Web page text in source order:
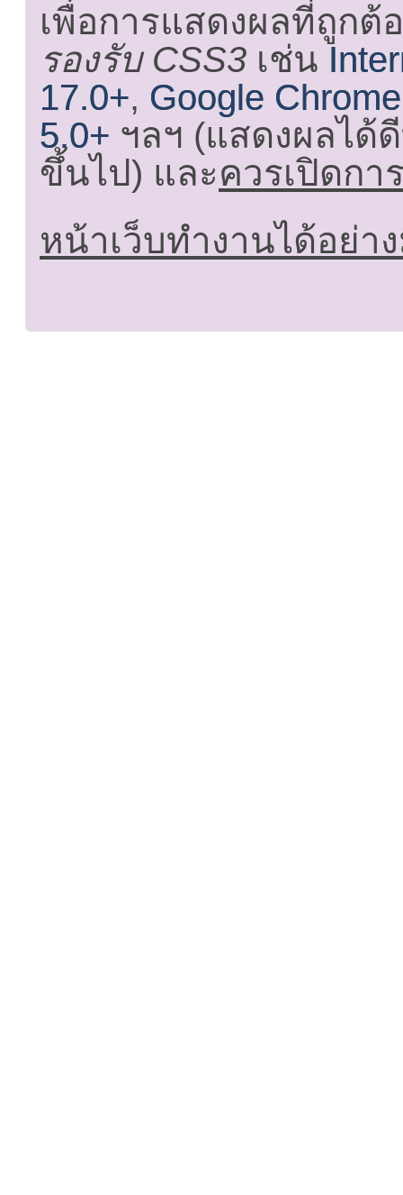
เพื่อการแสดงผลที่ถูกต้
รองรับ CSS3 เช่น
17.0+, Google
5.0+ ฯลฯ (แสดงผลได้
ขึ้นไป) และควรเปิดกา
หน้าเว็บทำงานได้อย่า